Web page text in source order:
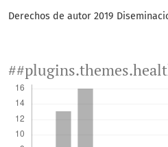
Derechos de autor 2019